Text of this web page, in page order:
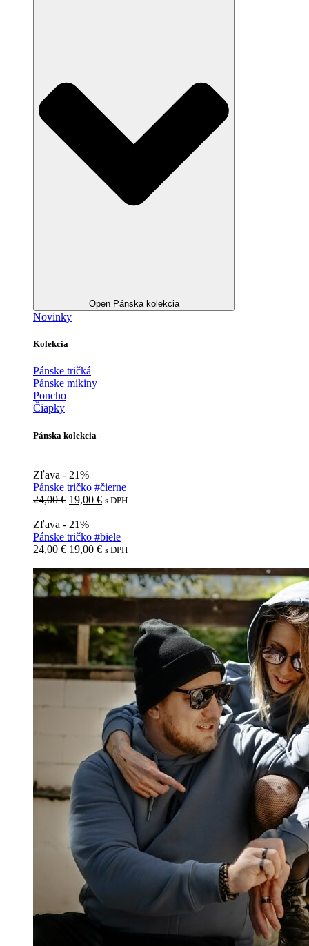
Open Pánska kolekcia
Novinky
Kolekcia
Pánske tričká
Pánske mikiny
Poncho
Čiapky
Pánska kolekcia
Zľava - 21%
Pánske tričko #čierne
24,00€ Pôvodná
bola:
24,00 €.
19,00 €Aktuálna
19,00 €.
s DPH
Zľava - 21%
Pánske tričko #biele
24,00€ Pôvodná
bola:
24,00 €.
19,00 €Aktuálna
je:
19,00 €.
s DPH